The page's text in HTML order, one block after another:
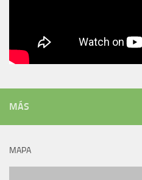
MÁS
MAPA